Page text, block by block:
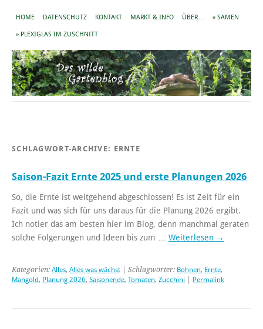
HOME DATENSCHUTZ KONTAKT MARKT & INFO ÜBER… » SAMEN
» PLEXIGLAS IM ZUSCHNITT
SCHLAGWORT-ARCHIVE: ERNTE
Saison-Fazit Ernte 2025 und erste Planungen 2026
So, die Ernte ist weitgehend abgeschlossen! Es ist Zeit für ein
Fazit und was sich für uns daraus für die Planung 2026 ergibt.
Ich notier das am besten hier im Blog, denn manchmal geraten
solche Folgerungen und Ideen bis zum … Weiterlesen →
Kategorien: Alles, Alles was wächst | Schlagwörter: Bohnen, Ernte,
Mangold, Planung 2026, Saisonende, Tomaten, Zucchini Permalink